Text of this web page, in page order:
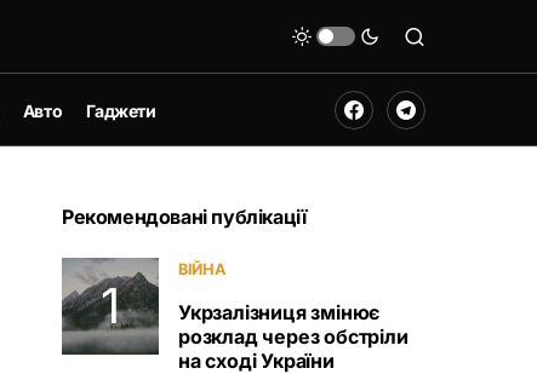
Авто Гаджети
Рекомендовані публікації
ВІЙНА
Укрзалізниця змінює
розклад через обстріли
на сході України